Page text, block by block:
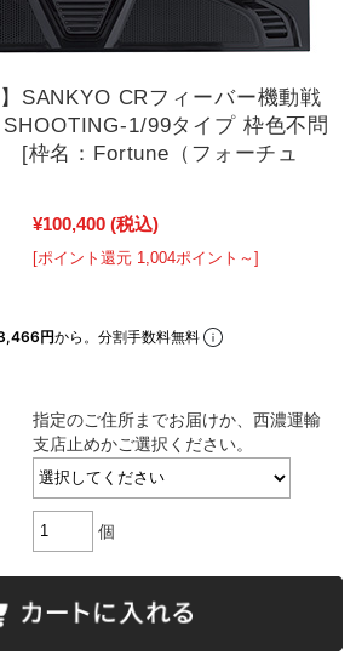
SANKYO CRフィーバー機動戦
1/99タイプ 枠色不問
[枠名：Fortune（フォーチュ
¥100,400 (税込)
[ポイント還元 1,004ポイント～]
円から。分割手数料無料
指定のご住所までお届けか、西濃運輸
支店止めかご選択ください。
個